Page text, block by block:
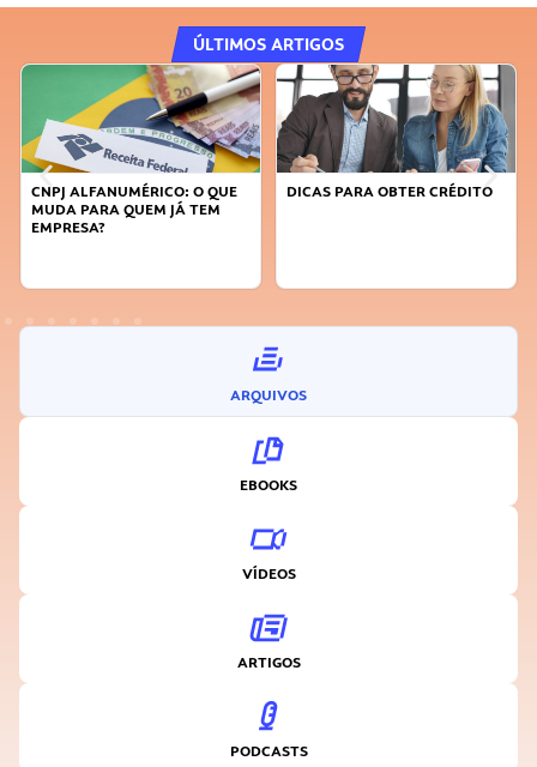
ÚLTIMOS ARTIGOS
CNPJ ALFANUMÉRICO: O QUE
MUDA PARA QUEM JÁ TEM
EMPRESA?
DICAS PARA OBTER CRÉDITO
ARQUIVOS
EBOOKS
VÍDEOS
ARTIGOS
PODCASTS